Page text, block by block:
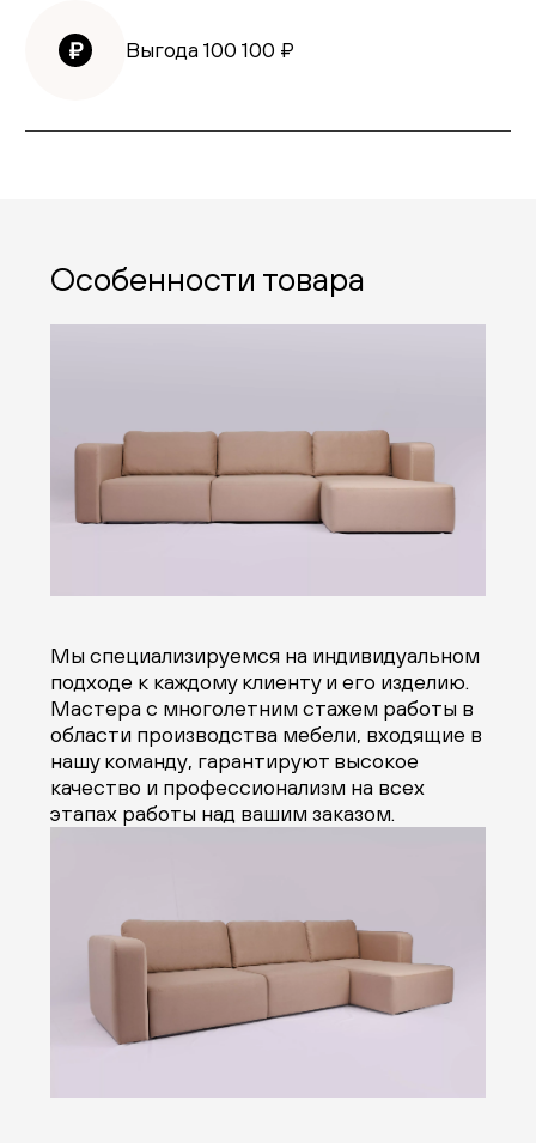
Выгода 100 100 ₽
Особенности товара
Мы специализируемся на индивидуальном
подходе к каждому клиенту и его изделию.
Мастера с многолетним стажем работы в
области производства мебели, входящие в
нашу команду, гарантируют высокое
качество и профессионализм на всех
этапах работы над вашим заказом.